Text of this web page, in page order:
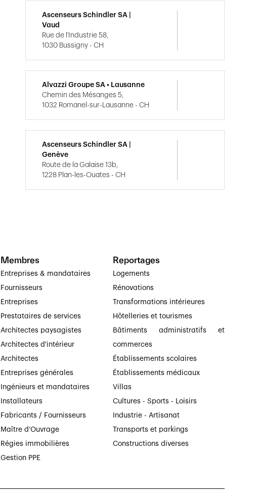
Ascenseurs Schindler SA |
Vaud
Rue de l'Industrie 58,
1030 Bussigny - CH
Alvazzi Groupe SA • Lausanne
Chemin des Mésanges 5,
1032 Romanel-sur-Lausanne - CH
Ascenseurs Schindler SA |
Genève
Route de la Galaise 13b,
1228 Plan-les-Ouates - CH
Membres
Entreprises & mandataires
Fournisseurs
Entreprises
Prestataires de services
Architectes paysagistes
Architectes d'intérieur
Architectes
Entreprises générales
Ingénieurs et mandataires
Installateurs
Fabricants / Fournisseurs
Maître d’Ouvrage
Régies immobilières
Gestion PPE
Reportages
Logements
Rénovations
Transformations intérieures
Hôtelleries et tourismes
Bâtiments administratifs et
commerces
Établissements scolaires
Établissements médicaux
Villas
Cultures - Sports - Loisirs
Industrie - Artisanat
Transports et parkings
Constructions diverses